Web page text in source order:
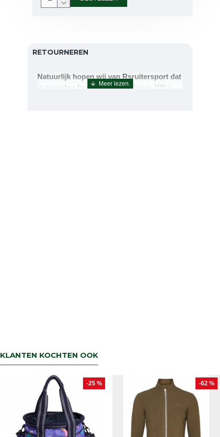
RETOURNEREN
Natuurlijk hopen wij van Rsruitersport dat
je tevreden bent met uw aankoop. Wil je
KLANTEN KOCHTEN OOK
-25 % -62 %